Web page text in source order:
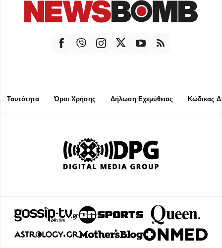
Ταυτότητα Όροι Χρήσης Δήλωση Εχεμύθειας Κώδικας